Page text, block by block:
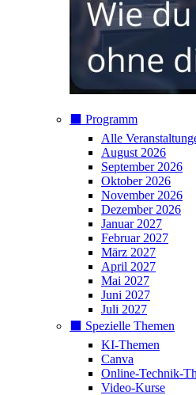
⬛️ Programm
Alle
August 2026
September 2026
Oktober 2026
November 2026
Dezember 2026
Januar 2027
Februar 2027
März 2027
April 2027
Mai 2027
Juni 2027
Juli 2027
⬛️ Spezielle Themen
KI-Themen
Canva
Online-Technik-
Video-Kurse